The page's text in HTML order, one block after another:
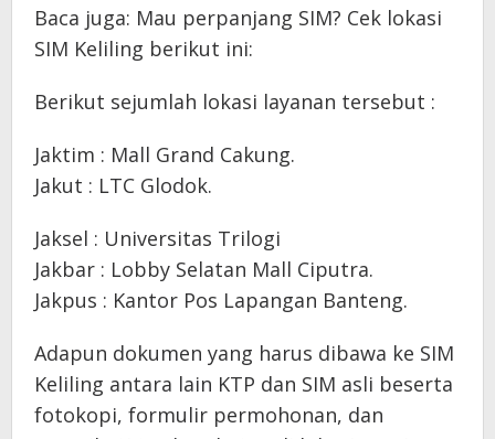
Baca juga: Mau perpanjang SIM? Cek lokasi
SIM Keliling berikut ini:
Berikut sejumlah lokasi layanan tersebut :
Jaktim : Mall Grand Cakung.
Jakut : LTC Glodok.
Jaksel : Universitas Trilogi
Jakbar : Lobby Selatan Mall Ciputra.
Jakpus : Kantor Pos Lapangan Banteng.
Adapun dokumen yang harus dibawa ke SIM
Keliling antara lain KTP dan SIM asli beserta
fotokopi, formulir permohonan, dan